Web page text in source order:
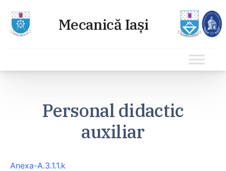
Personal didactic
auxiliar
Anexa-A.3.1.1.k